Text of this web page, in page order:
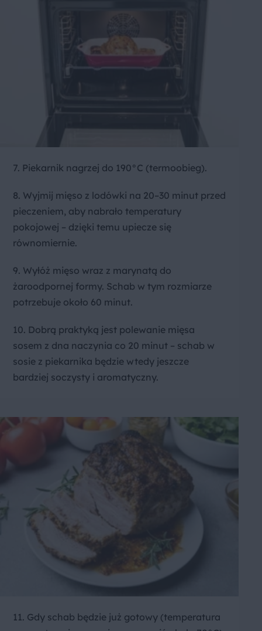
7. Piekarnik nagrzej do 190°C (termoobieg).
8. Wyjmij mięso z lodówki na 20–30 minut przed
pieczeniem, aby nabrało temperatury
pokojowej – dzięki temu upiecze się
równomiernie.
9. Wyłóż mięso wraz z marynatą do
żaroodpornej formy. Schab w tym rozmiarze
potrzebuje około 60 minut.
10. Dobrą praktyką jest polewanie mięsa
sosem z dna naczynia co 20 minut – schab w
sosie z piekarnika będzie wtedy jeszcze
bardziej soczysty i aromatyczny.
11. Gdy schab będzie już gotowy (temperatura